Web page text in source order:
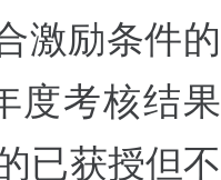
激励条件的
度考核结果
已获授但不